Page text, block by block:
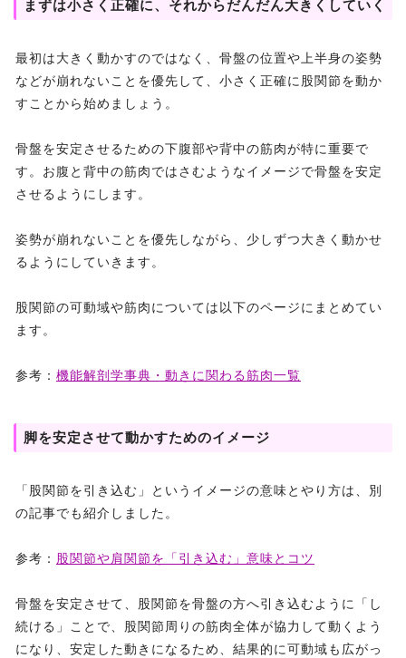
まずは小さく正確に、それからだんだん大きくしていく
最初は大きく動かすのではなく、骨盤の位置や上半身の姿勢
などが崩れないことを優先して、小さく正確に股関節を動か
すことから始めましょう。
骨盤を安定させるための下腹部や背中の筋肉が特に重要で
す。お腹と背中の筋肉ではさむようなイメージで骨盤を安定
させるようにします。
姿勢が崩れないことを優先しながら、少しずつ大きく動かせ
るようにしていきます。
股関節の可動域や筋肉については以下のページにまとめてい
ます。
参考： 機能解剖学事典・動きに関わる筋肉一覧
脚を安定させて動かすためのイメージ
「股関節を引き込む」というイメージの意味とやり方は、別
の記事でも紹介しました。
参考： 股関節や肩関節を「引き込む」意味とコツ
骨盤を安定させて、股関節を骨盤の方へ引き込むように「し
続ける」ことで、股関節周りの筋肉全体が協力して動くよう
になり、安定した動きになるため、結果的に可動域も広がっ